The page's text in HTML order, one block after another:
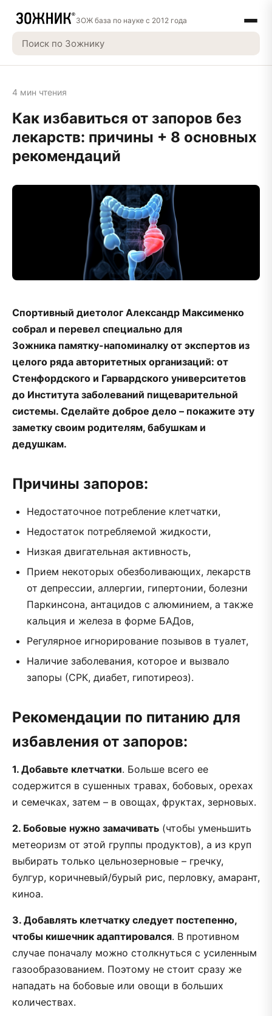
ЗОЖ база по науке с 2012 года
4 мин чтения
Как избавиться от запоров без
лекарств: причины + 8 основных
рекомендаций
Спортивный диетолог Александр Максименко
собрал и перевел специально для
Зожника памятку-напоминалку от экспертов из
целого ряда авторитетных организаций: от
Стенфордского и Гарвардского университетов
до Института заболеваний пищеварительной
системы. Сделайте доброе дело – покажите эту
заметку своим родителям, бабушкам и
дедушкам.
Причины запоров:
Недостаточное потребление клетчатки,
Недостаток потребляемой жидкости,
Низкая двигательная активность,
Прием некоторых обезболивающих, лекарств
от депрессии, аллергии, гипертонии, болезни
Паркинсона, антацидов с алюминием, а также
кальция и железа в форме БАДов,
Регулярное игнорирование позывов в туалет,
Наличие заболевания, которое и вызвало
запоры (СРК, диабет, гипотиреоз).
Рекомендации по питанию для
избавления от запоров:
1. Добавьте клетчатки. Больше всего ее
содержится в сушенных травах, бобовых, орехах
и семечках, затем – в овощах, фруктах, зерновых.
2. Бобовые нужно замачивать (чтобы уменьшить
метеоризм от этой группы продуктов), а из круп
выбирать только цельнозерновые – гречку,
булгур, коричневый/бурый рис, перловку, амарант,
киноа.
3. Добавлять клетчатку следует постепенно,
чтобы кишечник адаптировался. В противном
случае поначалу можно столкнуться с усиленным
газообразованием. Поэтому не стоит сразу же
нападать на бобовые или овощи в больших
количествах.